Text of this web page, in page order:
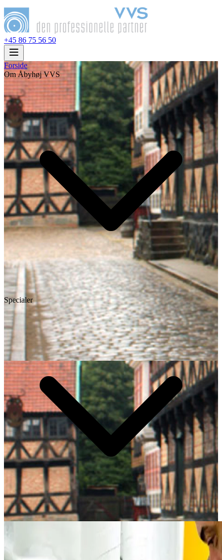
+45 86 75 56 50
Forside
Om Åbyhøj VVS
Specialer